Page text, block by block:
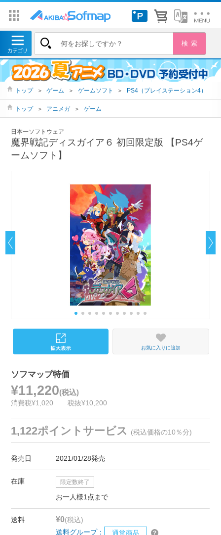
トップ ＞ ゲーム ＞ ゲームソフト ＞ PS4（プレイステーション4）
トップ ＞ アニメガ ＞ ゲーム
日本一ソフトウェア
魔界戦記ディスガイア６ 初回限定版 【PS4ゲ
ームソフト】
お気に入りに追加
ソフマップ特価
¥11,220(税込)
消費税¥1,020 税抜¥10,200
1,122ポイントサービス (税込価格の10％分)
発売日 2021/01/28発売
在庫 限定数終了
お一人様1点まで
送料 ¥0(税込)
送料グループ：
通常商品